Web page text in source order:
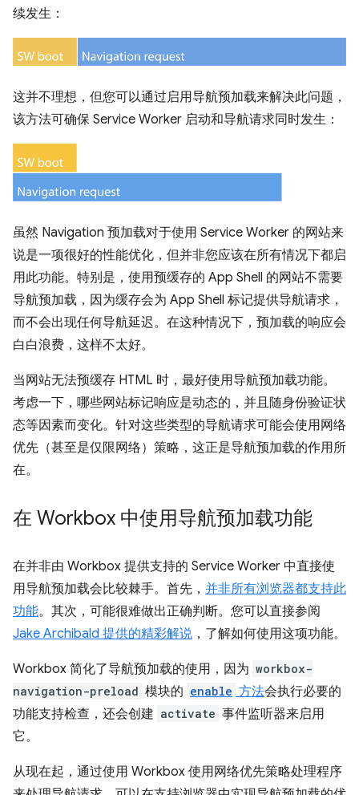
续发生：
这并不理想，但您可以通过启用导航预加载来解决此问题，
该方法可确保 Service Worker 启动和导航请求同时发生：
虽然 Navigation 预加载对于使用 Service Worker 的网站来
说是一项很好的性能优化，但并非您应该在所有情况下都启
用此功能。特别是，使用预缓存的 App Shell 的网站不需要
导航预加载，因为缓存会为 App Shell 标记提供导航请求，
而不会出现任何导航延迟。在这种情况下，预加载的响应会
白白浪费，这样不太好。
当网站无法预缓存 HTML 时，最好使用导航预加载功能。
考虑一下，哪些网站标记响应是动态的，并且随身份验证状
态等因素而变化。针对这些类型的导航请求可能会使用网络
优先（甚至是仅限网络）策略，这正是导航预加载的作用所
在。
在 Workbox 中使用导航预加载功能
在并非由 Workbox 提供支持的 Service Worker 中直接使
用导航预加载会比较棘手。首先， 并非所有浏览器都支持此
功能。其次，可能很难做出正确判断。您可以直接参阅
Jake Archibald 提供的精彩解说 ，了解如何使用这项功能。
Workbox 简化了导航预加载的使用，因为 workbox-
navigation-preload 模块的 enable 方法会执行必要的
功能支持检查，还会创建 activate 事件监听器来启用
它。
从现在起，通过使用 Workbox 使用网络优先策略处理程序